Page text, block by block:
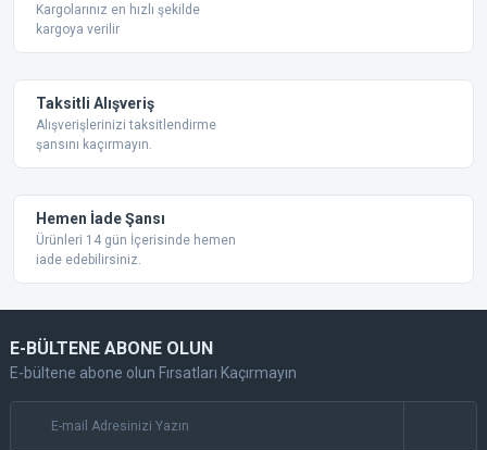
Bu ürüne benzer farklı alternatifler olmalı.
Kargolarınız en hızlı şekilde
kargoya verilir
Taksitli Alışveriş
Alışverişlerinizi taksitlendirme
şansını kaçırmayın.
Hemen İade Şansı
Ürünleri 14 gün İçerisinde hemen
iade edebilirsiniz.
E-BÜLTENE ABONE OLUN
E-bültene abone olun Fırsatları Kaçırmayın